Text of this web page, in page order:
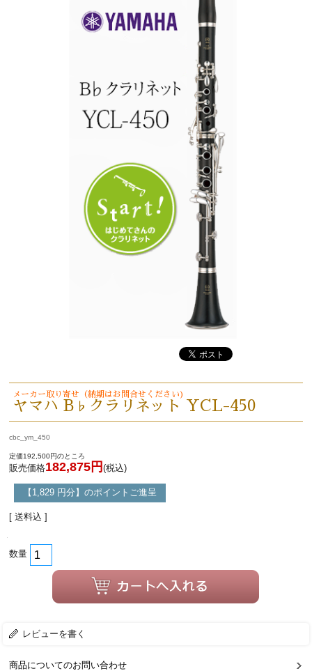
メーカー取り寄せ（納期はお問合せください)
ヤマハ B♭クラリネット YCL-450
cbc_ym_450
定価192,500円のところ
販売価格182,875円 (税込)
【1,829 円分】のポイントご進呈
[ 送料込 ]
数量
レビューを書く
商品についてのお問い合わせ